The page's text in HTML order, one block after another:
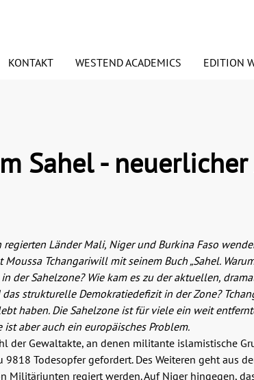
Preisaktion
Weihnachtspakete
ANSPRECHPARTNER
KONTAKT WESTEND ACADEMICS EDITION
Sahel -
Länder Mali, Niger und Burkina Faso
Tchangariwill mit seinem Buch „Sahel.
Sahelzone? Wie kam es zu der aktuellen,
strukturelle Demokratiedefizit in der Zone?
haben. Die Sahelzone ist für viele ein weit
aber auch ein europäisches Problem.
der Gewaltakte, an denen militante islamistische
Todesopfer gefordert. Des Weiteren geht aus
regiert werden. Auf Niger hingegen,